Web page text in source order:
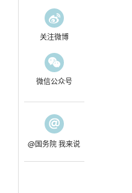
关注微博
微信公众号
@国务院 我来说